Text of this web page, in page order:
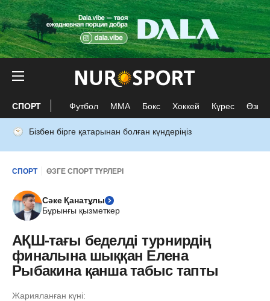
СПОРТ Футбол ММА Бокс Хоккей Күрес Өзге
Бізбен бірге қатарынан болған күндеріңіз
СПОРТ ӨЗГЕ СПОРТ ТҮРЛЕРІ
Сәке Қанатұлы
Бұрынғы қызметкер
АҚШ-тағы беделді турнирдің
финалына шыққан Елена
Рыбакина қанша табыс тапты
Жарияланған күні: